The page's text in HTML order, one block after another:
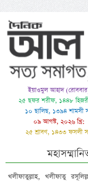
ইয়াওমুল আহাদ
২৫ ছফর শরীফ, ১৪৪৮
১০ ছালিছ, ১৩৯৪ শামসী
০৯ আগস্ট, ২০২৬ খ্রি:
২৫ শ্রাবণ, ১৪৩৩ ফসলী
খলীফাতুল্লাহ, খলীফাতু